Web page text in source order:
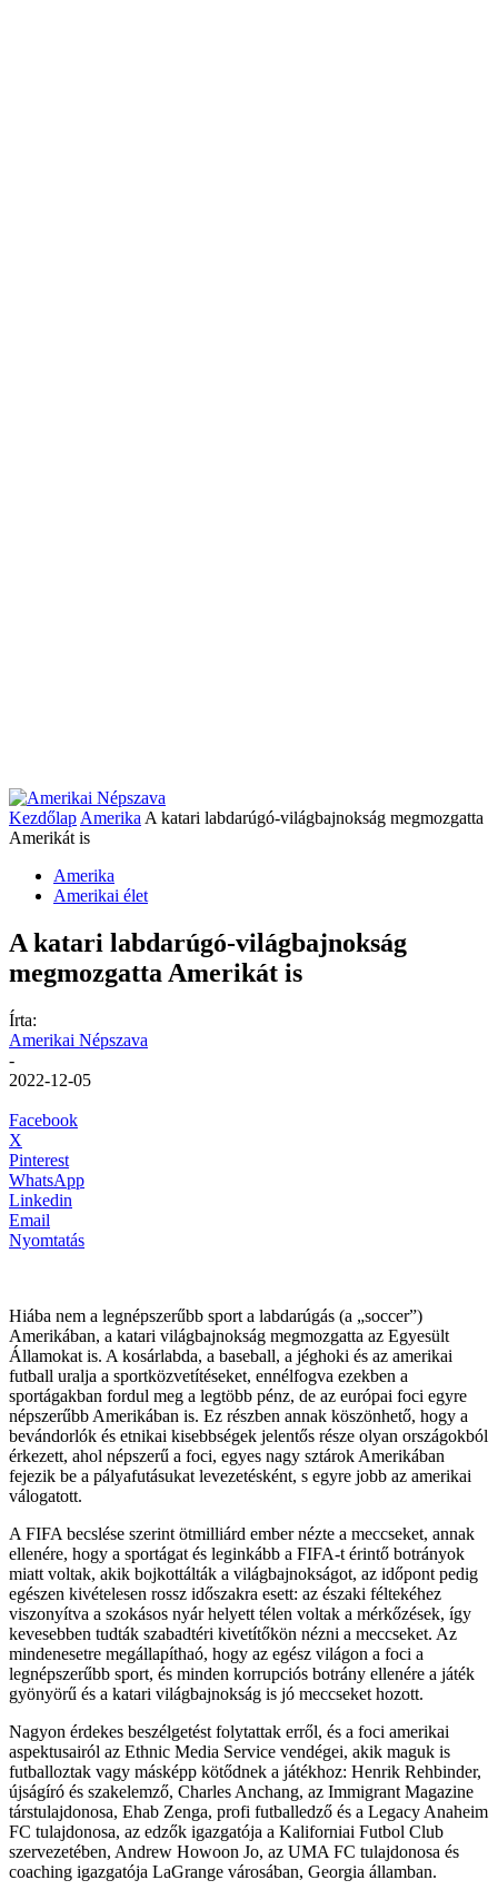
Kezdőlap Amerika A katari labdarúgó-világbajnokság megmozgatta
Amerikát is
Amerika
Amerikai élet
A katari labdarúgó-világbajnokság
megmozgatta Amerikát is
Írta:
Amerikai Népszava
-
2022-12-05
Facebook
X
Pinterest
WhatsApp
Linkedin
Email
Nyomtatás
Hiába nem a legnépszerűbb sport a labdarúgás (a „soccer”)
Amerikában, a katari világbajnokság megmozgatta az Egyesült
Államokat is. A kosárlabda, a baseball, a jéghoki és az amerikai
futball uralja a sportközvetítéseket, ennélfogva ezekben a
sportágakban fordul meg a legtöbb pénz, de az európai foci egyre
népszerűbb Amerikában is. Ez részben annak köszönhető, hogy a
bevándorlók és etnikai kisebbségek jelentős része olyan országokból
érkezett, ahol népszerű a foci, egyes nagy sztárok Amerikában
fejezik be a pályafutásukat levezetésként, s egyre jobb az amerikai
válogatott.
A FIFA becslése szerint ötmilliárd ember nézte a meccseket, annak
ellenére, hogy a sportágat és leginkább a FIFA-t érintő botrányok
miatt voltak, akik bojkottálták a világbajnokságot, az időpont pedig
egészen kivételesen rossz időszakra esett: az északi féltekéhez
viszonyítva a szokásos nyár helyett télen voltak a mérkőzések, így
kevesebben tudták szabadtéri kivetítőkön nézni a meccseket. Az
mindenesetre megállapíthaó, hogy az egész világon a foci a
legnépszerűbb sport, és minden korrupciós botrány ellenére a játék
gyönyörű és a katari világbajnokság is jó meccseket hozott.
Nagyon érdekes beszélgetést folytattak erről, és a foci amerikai
aspektusairól az Ethnic Media Service vendégei, akik maguk is
futballoztak vagy másképp kötődnek a játékhoz: Henrik Rehbinder,
újságíró és szakelemző, Charles Anchang, az Immigrant Magazine
társtulajdonosa, Ehab Zenga, profi futballedző és a Legacy Anaheim
FC tulajdonosa, az edzők igazgatója a Kaliforniai Futbol Club
szervezetében, Andrew Howoon Jo, az UMA FC tulajdonosa és
coaching igazgatója LaGrange városában, Georgia államban.